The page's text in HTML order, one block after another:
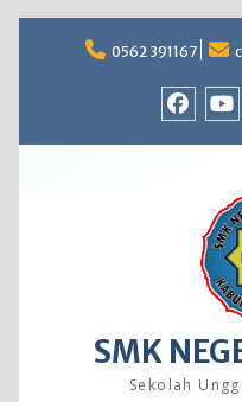
0562 391167
SMK
Sekolah